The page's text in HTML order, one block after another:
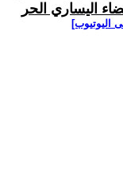
اليساري الحر
اليوتيوب]